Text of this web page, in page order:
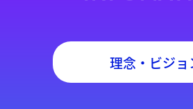
理念・ビジョ